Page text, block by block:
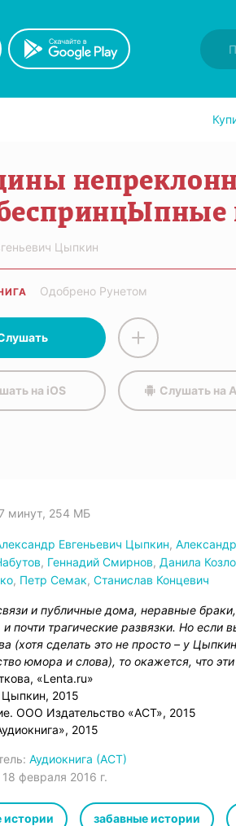
Цыпкин
Одобрено Рунетом
на iOS Слушать на
минут, 254 МБ
Евгеньевич Цыпкин,
, Геннадий Смирнов, Данила
, Петр Семак, Станислав Концевич
и публичные дома, неравные
почти трагические развязки. Но если
(хотя сделать это не просто – у
юмора и слова), то окажется, что
«Lenta.ru»
2015
ООО Издательство «АСТ», 2015
2015
Аудиокнига (АСТ)
18 февраля 2016 г.
истории забавные истории